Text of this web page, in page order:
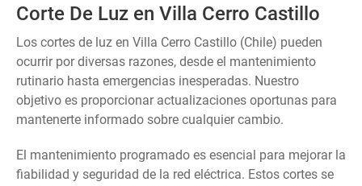
Corte De Luz en Villa Cerro Castillo
Los cortes de luz en Villa Cerro Castillo (Chile) pueden
ocurrir por diversas razones, desde el mantenimiento
rutinario hasta emergencias inesperadas. Nuestro
objetivo es proporcionar actualizaciones oportunas para
mantenerte informado sobre cualquier cambio.
El mantenimiento programado es esencial para mejorar la
fiabilidad y seguridad de la red eléctrica. Estos cortes se